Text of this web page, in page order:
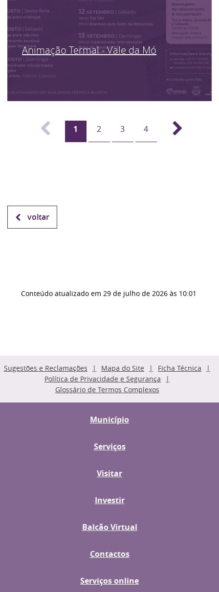
Animação Termal - Vale da Mó
1 2 3 4
voltar
Conteúdo atualizado em 29 de julho de 2026 às 10:01
Sugestões e Reclamações Mapa do Site
Ficha Técnica
Política de Privacidade e Segurança
Glossário de Termos Complexos
Município
Serviços
Visitar
Investir
Balcão Virtual
Contactos
Serviços online